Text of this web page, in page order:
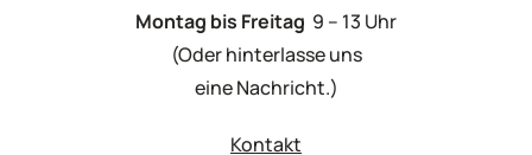
Montag bis Freitag 9 – 13 Uhr
(Oder hinterlasse uns
eine Nachricht.)
Kontakt